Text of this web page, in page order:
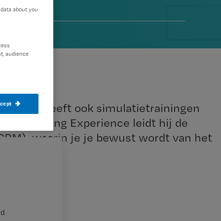
maar geeft ook simulatietrainingen
de Nursing Experience leidt hij de
waarin je je bewust wordt van het
about you
audience